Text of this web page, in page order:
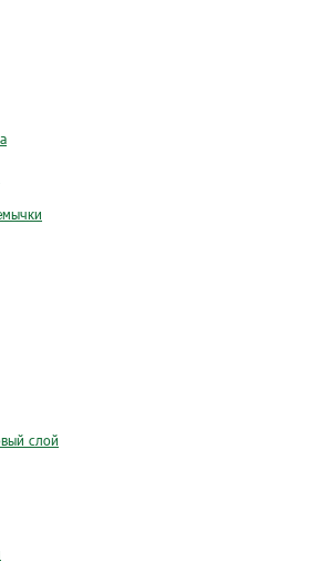
слой